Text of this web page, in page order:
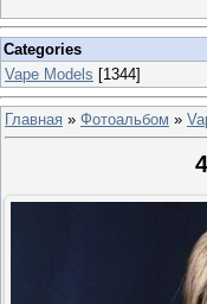
Categories
Vape Models [1344]
Главная » Фотоальбом »